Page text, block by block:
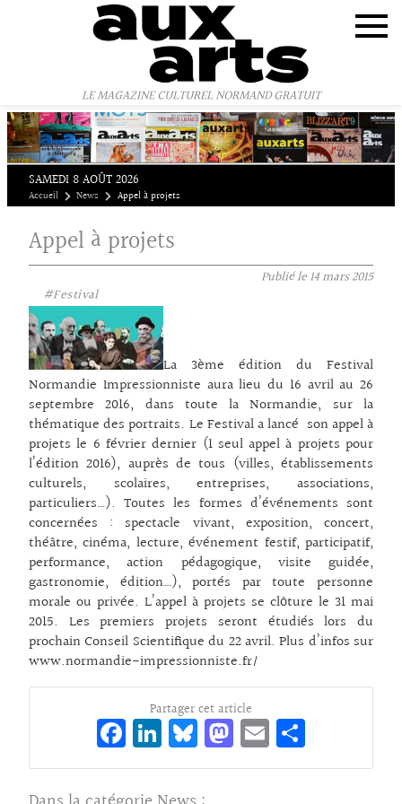
LE MAGAZINE CULTUREL NORMAND GRATUIT
SAMEDI 8 AOÛT 2026
Accueil News Appel à projets
Appel à projets
Publié le14 mars 2015
#Festival
La 3ème édition du Festival
Normandie Impressionniste aura lieu du 16 avril au 26
septembre 2016, dans toute la Normandie, sur la
thématique des portraits. Le Festival a lancé son appel à
projets le 6 février dernier (1 seul appel à projets pour
l’édition 2016), auprès de tous (villes, établissements
culturels, scolaires, entreprises, associations,
particuliers…). Toutes les formes d’événements sont
concernées : spectacle vivant, exposition, concert,
théâtre, cinéma, lecture, événement festif, participatif,
performance, action pédagogique, visite guidée,
gastronomie, édition…), portés par toute personne
morale ou privée. L’appel à projets se clôture le 31 mai
2015. Les premiers projets seront étudiés lors du
prochain Conseil Scientifique du 22 avril. Plus d’infos sur
www.normandie-impressionniste.fr/
Partager cet article
Fa
ce
bo
Li
n
ke
Bl
ue
sk
M
as
E
m rt
Panneau de gestion des cookies